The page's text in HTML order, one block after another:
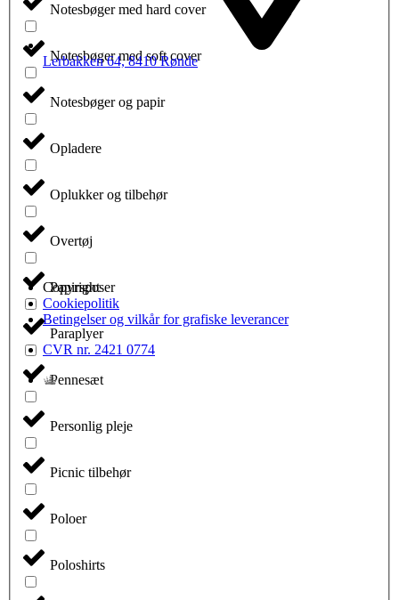
Notesbøger med hard cover
Notesbøger med soft cover
Notesbøger og papir
Opladere
Oplukker og tilbehør
Overtøj
Papirsposer
Paraplyer
Pennesæt
Personlig pleje
Picnic tilbehør
Poloer
Poloshirts
Lerbakken 64, 8410 Rønde
Copyright
Cookiepolitik
Betingelser og vilkår for grafiske leverancer
CVR nr. 2421 0774